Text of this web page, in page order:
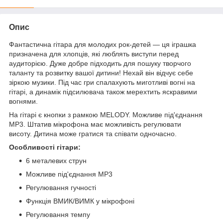
Опис
Фантастична гітара для молодих рок-детей — ця іграшка
призначена для хлопців, які люблять виступи перед
аудиторією. Дуже добре підходить для пошуку творчого
таланту та розвитку вашої дитини! Нехай він відчує себе
зіркою музики. Під час гри спалахують миготливі вогні на
гітарі, а динамік підсилювача також мерехтить яскравими
вогнями.
На гітарі є кнопки з рамкою MELODY. Можливе під'єднання
MP3. Штатив мікрофона має можливість регулювати
висоту. Дитина може гратися та співати одночасно.
Особливості гітари:
6 металевих струн
Можливе під'єднання MP3
Регулювання гучності
Функція ВМИК/ВИМК у мікрофоні
Регулювання темпу